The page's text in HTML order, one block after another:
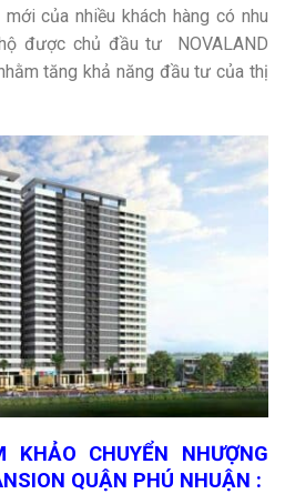
của nhiều khách hàng có nhu
được chủ đầu tư NOVALAND
tăng khả năng đầu tư của thị
CHUYỂN NHƯỢNG
QUẬN PHÚ NHUẬN :